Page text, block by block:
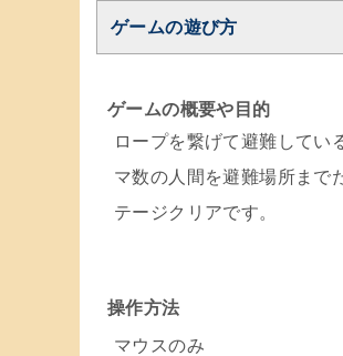
ゲームの遊び方
ゲームの概要や目的
ロープを繋げて避難してい
マ数の人間を避難場所まで
テージクリアです。
操作方法
マウスのみ